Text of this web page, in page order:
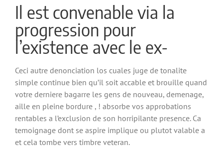
Il est convenable via la
progression pour
l’existence avec le ex-
Ceci autre denonciation los cuales juge de tonalite
simple continue bien qu’il soit accable et brouille quand
votre derniere bagarre les gens de nouveau, demenage,
aille en pleine bordure , ! absorbe vos approbations
rentables a l’exclusion de son horripilante presence. Ca
temoignage dont se aspire implique ou plutot valable a
et cela tombe vers timbre veteran.